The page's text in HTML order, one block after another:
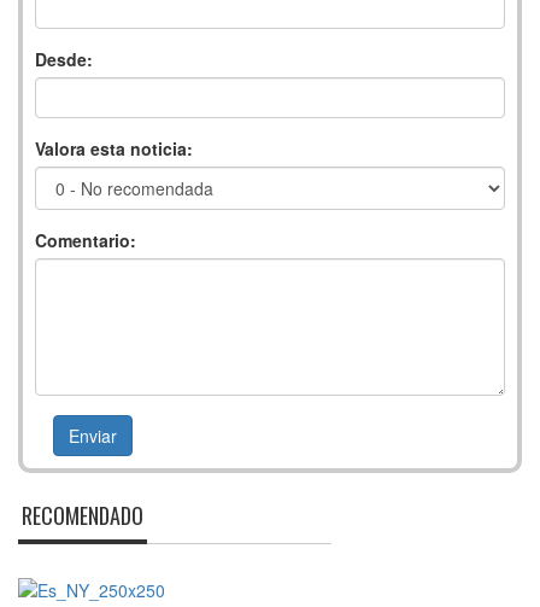
Desde:
Valora esta noticia:
Comentario:
RECOMENDADO